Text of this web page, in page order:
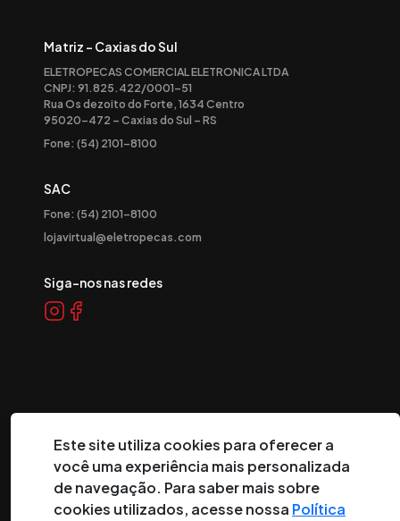
Matriz - Caxias do Sul
ELETROPECAS COMERCIAL ELETRONICA LTDA
CNPJ: 91.825.422/0001-51
Rua Os dezoito do Forte, 1634 Centro
95020-472 – Caxias do Sul – RS
Fone: (54) 2101-8100
SAC
Fone: (54) 2101-8100
lojavirtual@eletropecas.com
Siga-nos nas redes
2026 Eletropeças Comercial Eletrônica Ltda ® - Todos os
direitos reservados.
DESENVOLVIDO POR:
Este site utiliza cookies para oferecer a
você uma experiência mais personalizada
de navegação. Para saber mais sobre
cookies utilizados, acesse nossa Política